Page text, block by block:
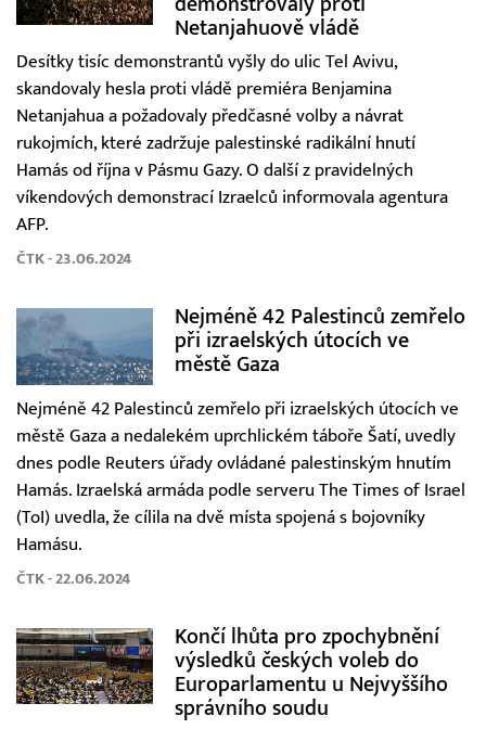
Netanjahuově vládě
Desítky tisíc demonstrantů vyšly do ulic Tel Avivu,
skandovaly hesla proti vládě premiéra Benjamina
Netanjahua a požadovaly předčasné volby a návrat
rukojmích, které zadržuje palestinské radikální hnutí
Hamás od října v Pásmu Gazy. O další z pravidelných
víkendových demonstrací Izraelců informovala agentura
AFP.
ČTK - 23.06.2024
Nejméně 42 Palestinců zemřelo
při izraelských útocích ve
městě Gaza
Nejméně 42 Palestinců zemřelo při izraelských útocích ve
městě Gaza a nedalekém uprchlickém táboře Šatí, uvedly
dnes podle Reuters úřady ovládané palestinským hnutím
Hamás. Izraelská armáda podle serveru The Times of Israel
(ToI) uvedla, že cílila na dvě místa spojená s bojovníky
Hamásu.
ČTK - 22.06.2024
Končí lhůta pro zpochybnění
výsledků českých voleb do
Europarlamentu u Nejvyššího
správního soudu